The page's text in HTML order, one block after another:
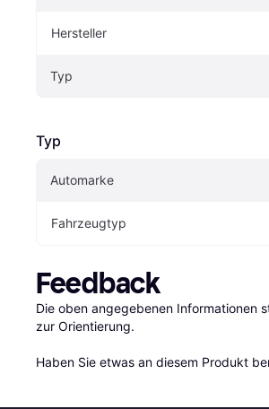
Hersteller
Typ
Typ
Automarke
Fahrzeugtyp
Feedback
Die oben angegebenen Informationen
zur Orientierung.
Haben Sie etwas an diesem Produkt